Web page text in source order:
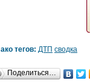
тегов: ДТП сводка
Поделиться…